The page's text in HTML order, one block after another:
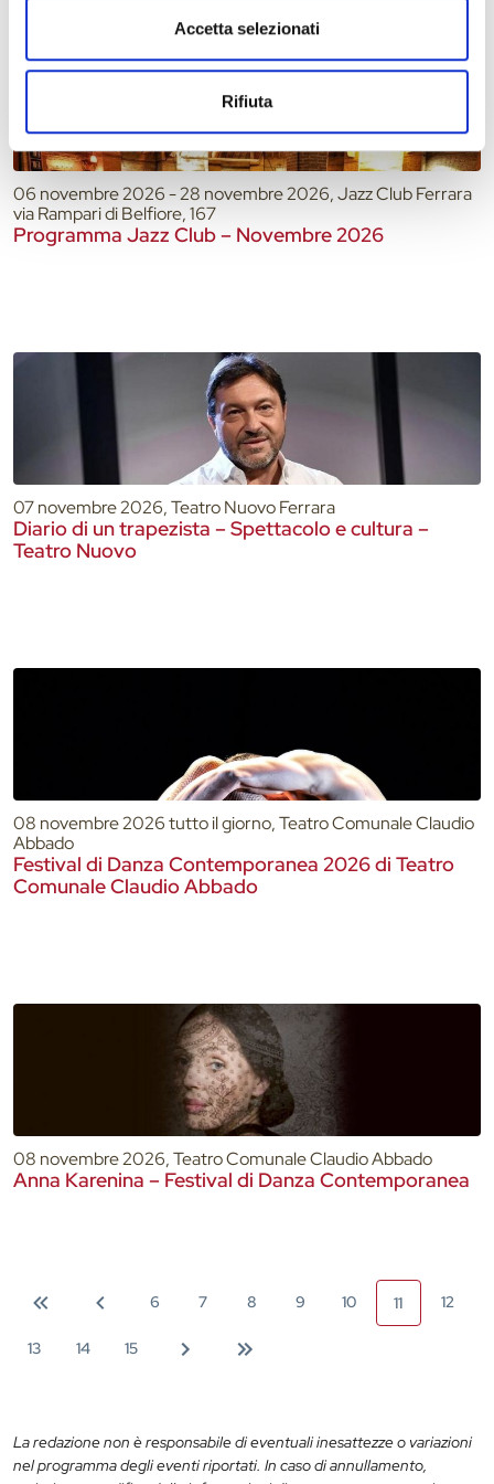
Accetta selezionati
Rifiuta
06 novembre 2026 - 28 novembre 2026, Jazz Club Ferrara
via Rampari di Belfiore, 167
Programma Jazz Club – Novembre 2026
07 novembre 2026, Teatro Nuovo Ferrara
Diario di un trapezista – Spettacolo e cultura –
Teatro Nuovo
08 novembre 2026 tutto il giorno, Teatro Comunale Claudio
Abbado
Festival di Danza Contemporanea 2026 di Teatro
Comunale Claudio Abbado
08 novembre 2026, Teatro Comunale Claudio Abbado
Anna Karenina – Festival di Danza Contemporanea
6 7 8 9 10 11 12
13 14 15
La redazione non è responsabile di eventuali inesattezze o variazioni
nel programma degli eventi riportati. In caso di annullamento,